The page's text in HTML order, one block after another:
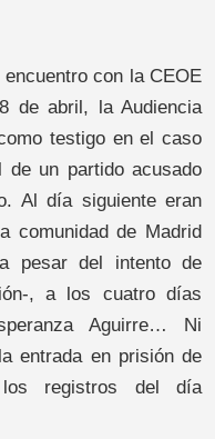
con la CEOE
de abril, la Audiencia
testigo en el caso
de un partido acusado
Al día siguiente eran
comunidad de Madrid
pesar del intento de
, a los cuatro días
Aguirre… Ni
entrada en prisión de
registros del día